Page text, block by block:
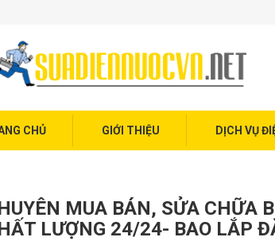
CHỦ GIỚI THIỆU DỊCH VỤ
MUA BÁN, SỬA CHỮA
LƯỢNG 24/24- BAO LẮP